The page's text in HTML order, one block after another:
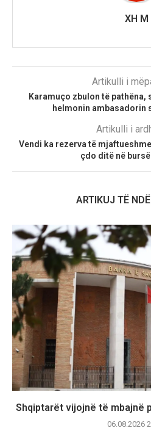
XH M
Artikulli i
Karamuço zbulon të pathëna,
helmonin ambasadorin
Artikulli i
Vendi ka rezerva të
çdo ditë në
ARTIKUJ TË
Shqiptarët vijojnë të mbajnë
06.08.2026